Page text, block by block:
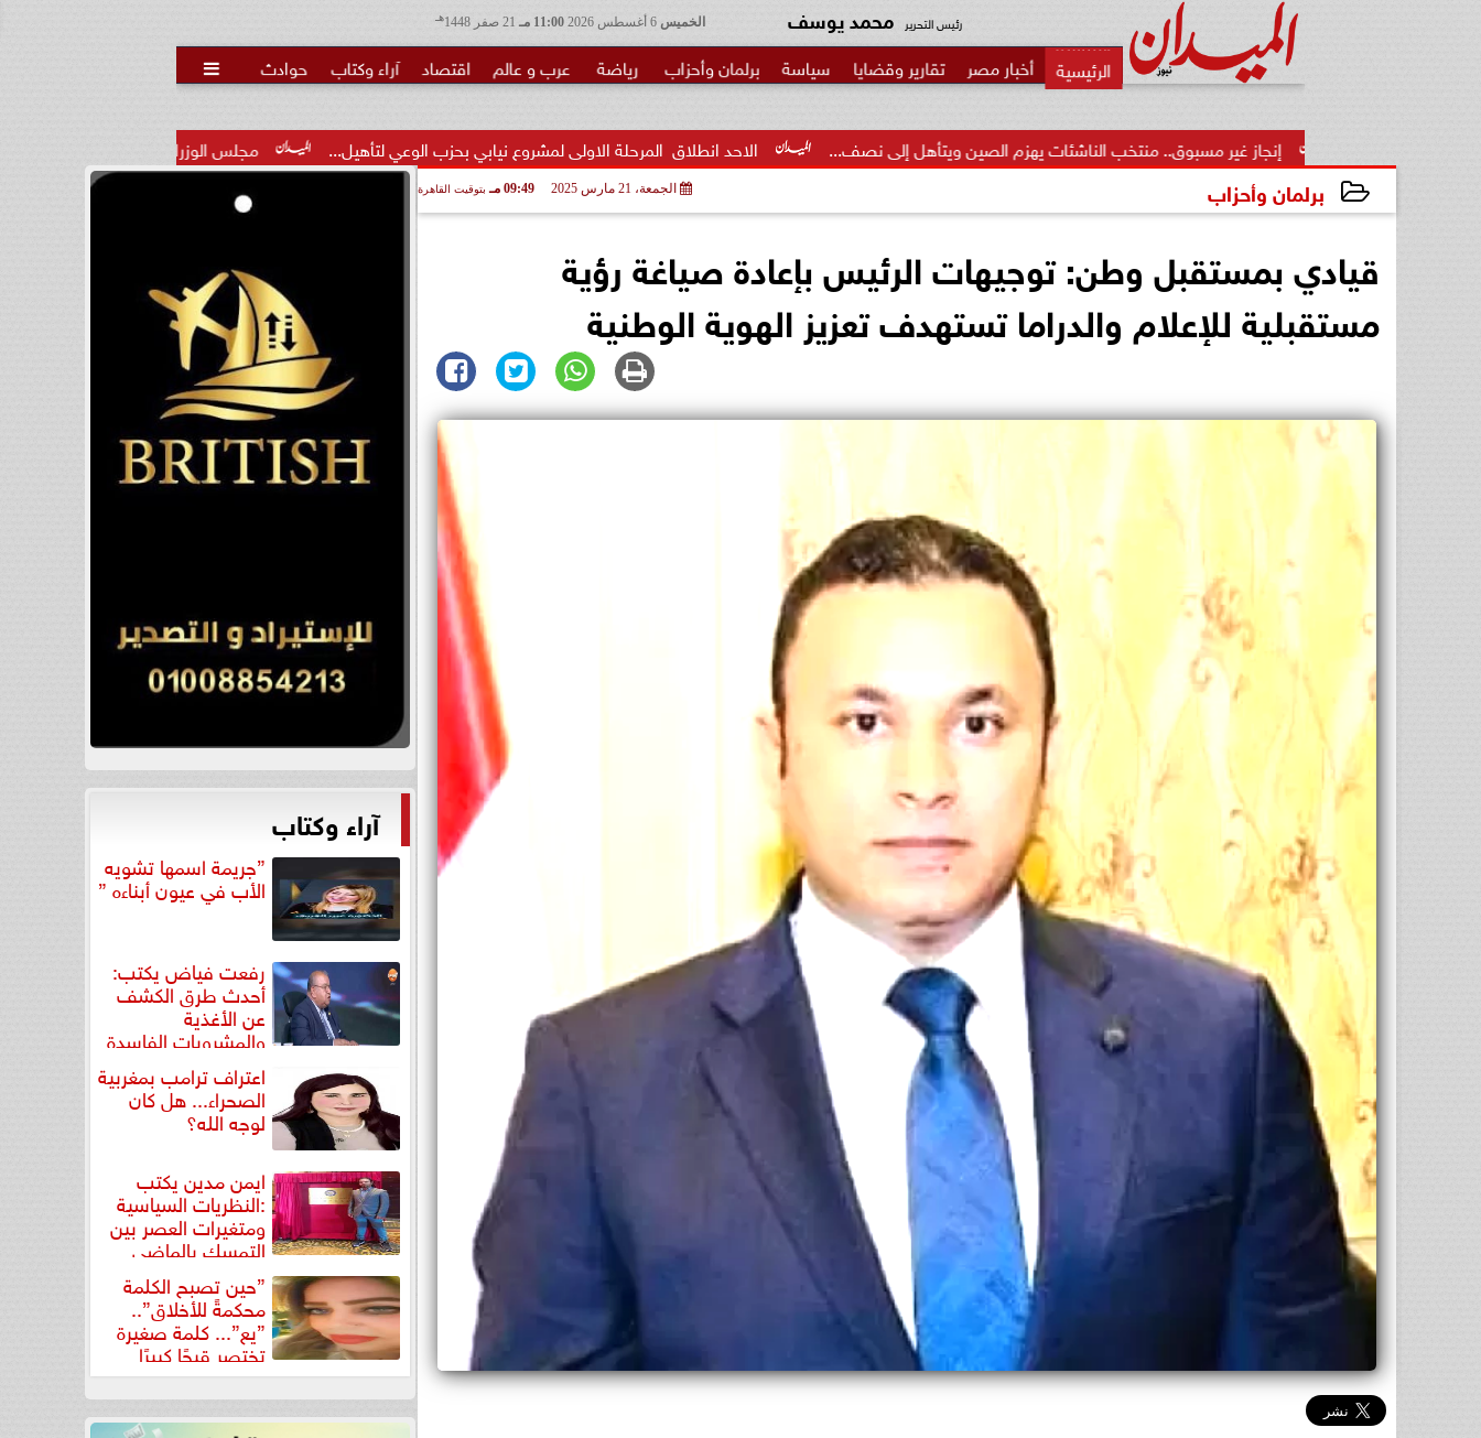
الخميس 11:00 مـ هـ رئيس التحرير محمد يوسف
أخبار مصر تقارير وقضايا سياسة برلمان وأحزاب رياضة عرب و عالم اقتصاد آراء وكتاب حوادث 
مجلس الوزراء يوافق على تعديل بعض أحكام القرار الخاص الاحد انطلاق  المرحلة الاولى لمشروع نيابي بحزب الوعي لتأهيل... إنجاز غير مسبوق.. منتخب الناشئات يهزم الصين ويتأهل إلى نصف...
برلمان وأحزاب الجمعة، 21 مارس 2025 09:49 مـ بتوقيت القاهرة
قيادي بمستقبل وطن: توجيهات الرئيس بإعادة صياغة رؤية
مستقبلية للإعلام والدراما تستهدف تعزيز الهوية الوطنية
آراء وكتاب
”جريمة اسمها تشويه
الأب في عيون أبناءه ”
رفعت فياض يكتب:
أحدث طرق الكشف
عن الأغذية
والمشروبات الفاسدة
اعتراف ترامب بمغربية
الصحراء... هل كان
لوجه الله؟
ايمن مدين يكتب
:النظريات السياسية
ومتغيرات العصر بين
التمسك بالماضي
ومواجهة تحديات...”حين تصبح الكلمة
محكمةً للأخلاق”..
”يع”... كلمة صغيرة
تختصر قبحًا كبيرًا